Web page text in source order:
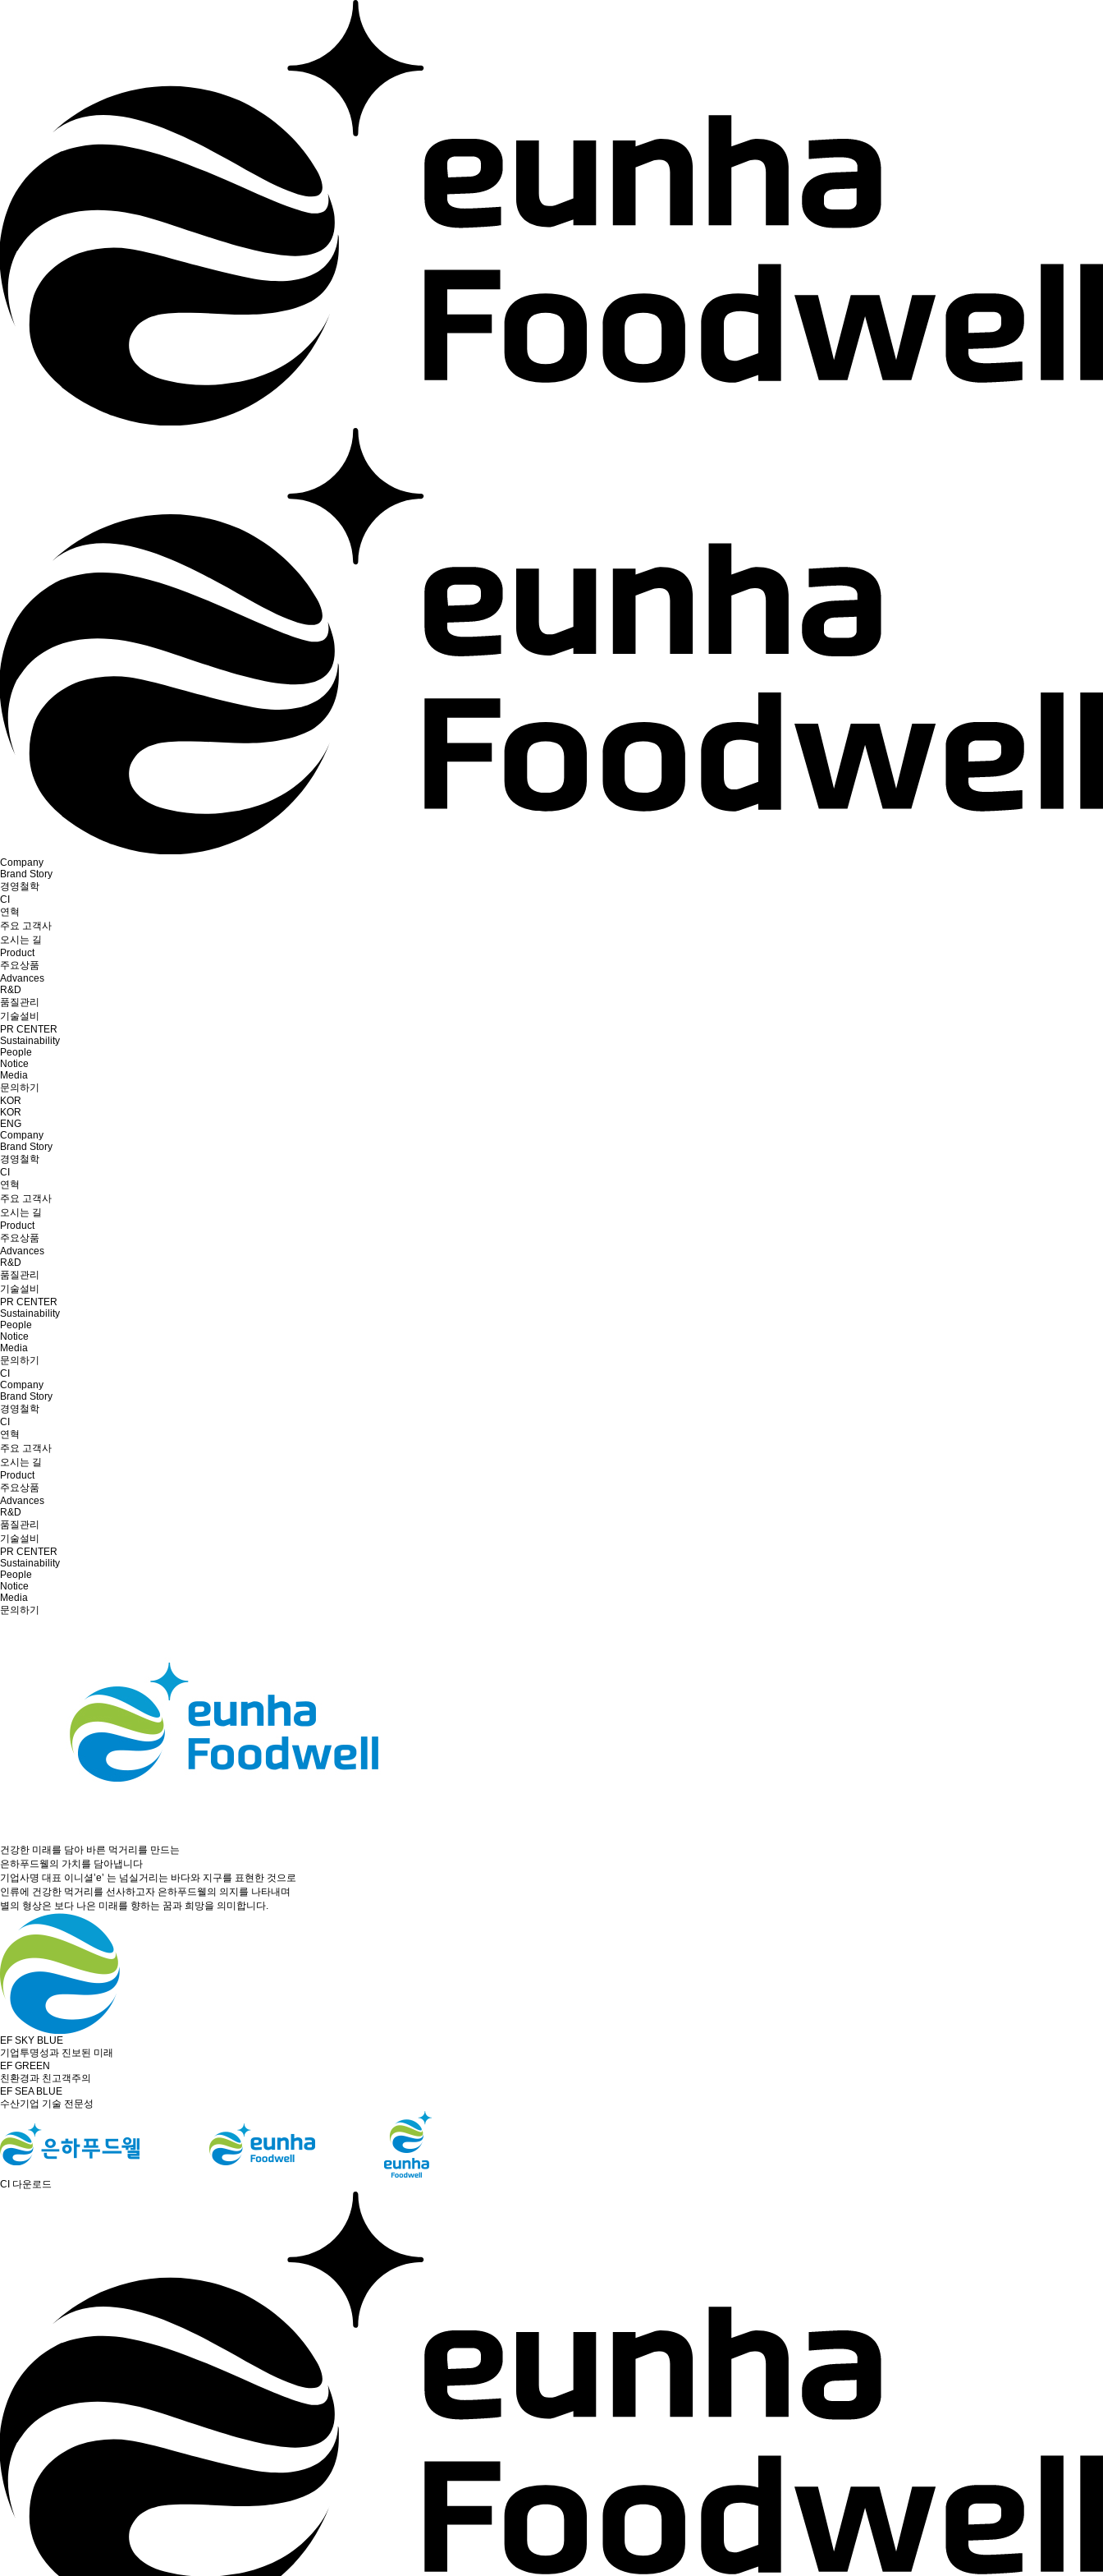
Company
Brand Story
경영철학
CI
연혁
주요 고객사
오시는 길
Product
주요상품
Advances
R&D
품질관리
기술설비
PR CENTER
Sustainability
People
Notice
Media
문의하기
KOR
KOR
ENG
Company
Brand Story
경영철학
CI
연혁
주요 고객사
오시는 길
Product
주요상품
Advances
R&D
품질관리
기술설비
PR CENTER
Sustainability
People
Notice
Media
문의하기
CI
Company
Brand Story
경영철학
CI
연혁
주요 고객사
오시는 길
Product
주요상품
Advances
R&D
품질관리
기술설비
PR CENTER
Sustainability
People
Notice
Media
문의하기
건강한 미래를 담아 바른 먹거리를 만드는
은하푸드웰의 가치를 담아냅니다
기업사명 대표 이니셜’e’ 는 넘실거리는 바다와 지구를 표현한 것으로
인류에 건강한 먹거리를 선사하고자 은하푸드웰의 의지를 나타내며
별의 형상은 보다 나은 미래를 향하는 꿈과 희망을 의미합니다.
EF SKY BLUE
기업투명성과 진보된 미래
EF GREEN
친환경과 친고객주의
EF SEA BLUE
수산기업 기술 전문성
CI 다운로드